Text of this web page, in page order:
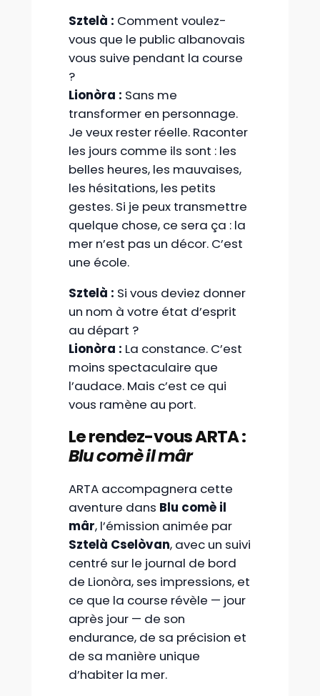
Sztelà : Comment voulez-
vous que le public albanovais
vous suive pendant la course
?
Lionòra : Sans me
transformer en personnage.
Je veux rester réelle. Raconter
les jours comme ils sont : les
belles heures, les mauvaises,
les hésitations, les petits
gestes. Si je peux transmettre
quelque chose, ce sera ça : la
mer n’est pas un décor. C’est
une école.
Sztelà : Si vous deviez donner
un nom à votre état d’esprit
au départ ?
Lionòra : La constance. C’est
moins spectaculaire que
l’audace. Mais c’est ce qui
vous ramène au port.
Le rendez-vous ARTA :
Blu comè il mâr
ARTA accompagnera cette
aventure dans Blu comè il
mâr, l’émission animée par
Sztelà Cselòvan, avec un suivi
centré sur le journal de bord
de Lionòra, ses impressions, et
ce que la course révèle — jour
après jour — de son
endurance, de sa précision et
de sa manière unique
d’habiter la mer.